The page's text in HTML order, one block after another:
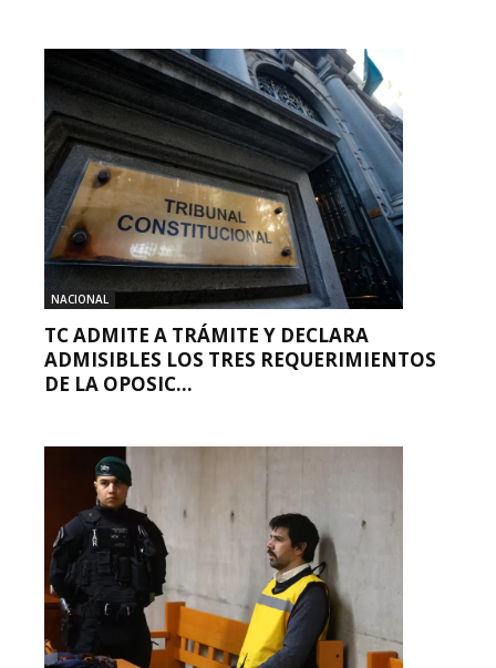
NACIONAL
TC ADMITE A TRÁMITE Y DECLARA
ADMISIBLES LOS TRES REQUERIMIENTOS
DE LA OPOSIC...